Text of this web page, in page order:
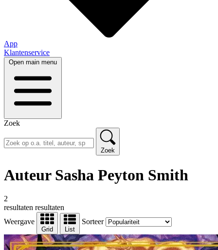
App
Klantenservice
Open main menu
Zoek
Zoek
Auteur Sasha Peyton Smith
2
resultaten resultaten
Weergave
Grid List
Sorteer